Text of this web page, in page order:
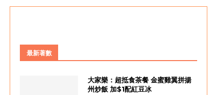
最新著數
大家樂：超抵食茶餐 金蜜雞翼拼揚
州炒飯 加$1配紅豆冰